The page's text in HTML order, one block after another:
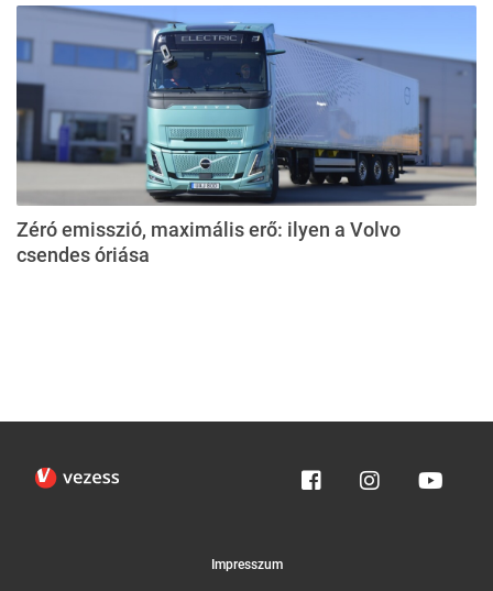
Zéró emisszió, maximális erő: ilyen a Volvo
csendes óriása
Impresszum